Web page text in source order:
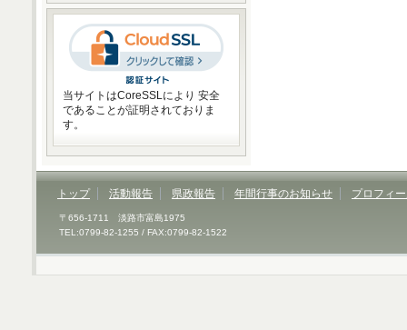
当サイトはCoreSSLにより 安全
であることが証明されておりま
す。
トップ 活動報告 県政報告 年間行事のお知らせ プロフィ
〒656-1711 淡路市富島1975
TEL:0799-82-1255 / FAX:0799-82-1522